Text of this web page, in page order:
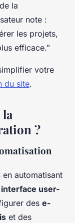
la
note :
les projets,
efficace."
votre
du site.
?
en automatisant
interface user-
des e-
et des